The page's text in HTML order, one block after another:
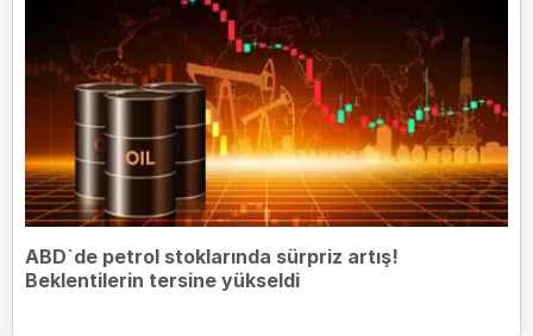
ABD`de petrol stoklarında sürpriz artış!
Beklentilerin tersine yükseldi